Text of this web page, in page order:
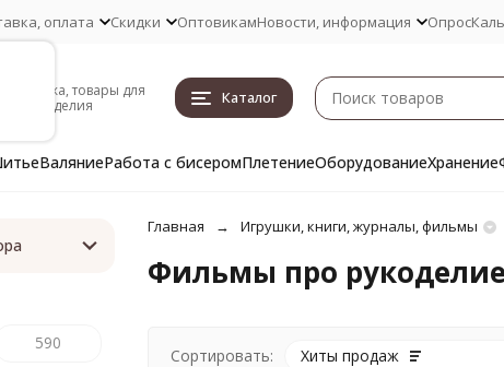
оплата Скидки ОптовикамНовости, информация Опрос
Пряжа, товары для
рукоделия
Каталог
ВаляниеРабота с бисеромПлетениеОборудованиеХранение
Главная Игрушки, книги, журналы, фильмы
Фильмы про
Сортировать: Хиты продаж